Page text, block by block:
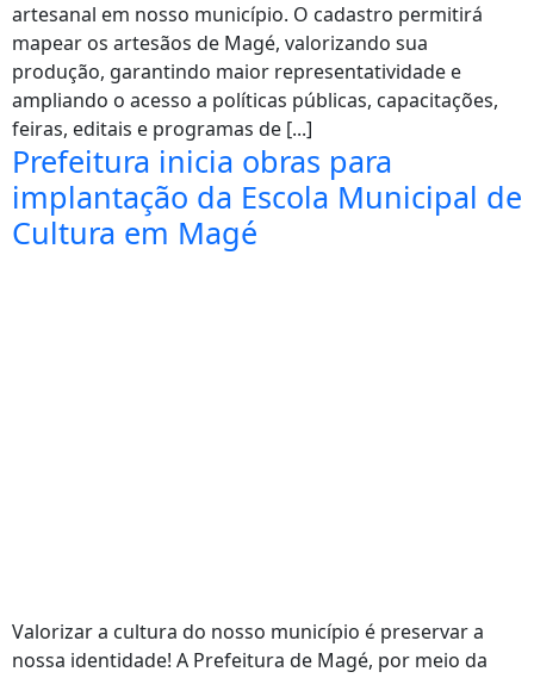
artesanal em nosso município. O cadastro permitirá
mapear os artesãos de Magé, valorizando sua
produção, garantindo maior representatividade e
ampliando o acesso a políticas públicas, capacitações,
feiras, editais e programas de [...]
Prefeitura inicia obras para
implantação da Escola Municipal de
Cultura em Magé
Valorizar a cultura do nosso município é preservar a
nossa identidade! A Prefeitura de Magé, por meio da